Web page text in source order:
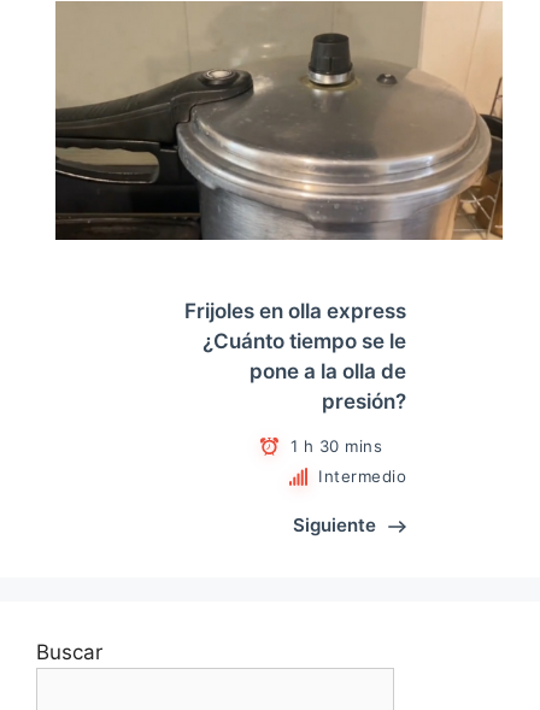
Frijoles en olla express
¿Cuánto tiempo se le
pone a la olla de
presión?
1 h 30 mins
Intermedio
Siguiente
Buscar